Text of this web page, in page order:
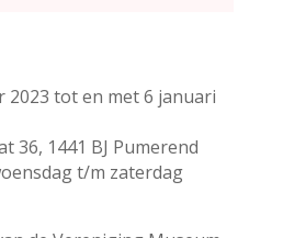
2023 tot en met 6 januari
36, 1441 BJ Pumerend
t/m zaterdag